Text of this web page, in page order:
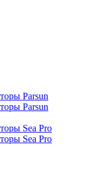
Parsun
Parsun
Sea Pro
Sea Pro